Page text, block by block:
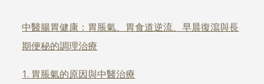
中醫腸胃健康：胃脹氣、胃食道逆流、早晨復瀉與長
期便秘的調理治療
1. 胃脹氣的原因與中醫治療